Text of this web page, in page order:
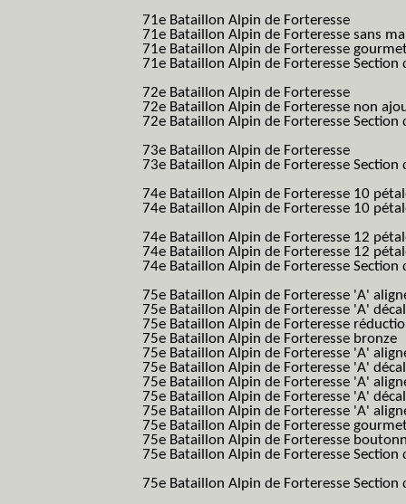
71e Bataillon Alpin de Forteresse
71e Bataillon Alpin de Forteresse sans
71e Bataillon Alpin de Forteresse
71e Bataillon Alpin de Forteresse
72e Bataillon Alpin de Forteresse
72e Bataillon Alpin de Forteresse non
72e Bataillon Alpin de Forteresse
73e Bataillon Alpin de Forteresse
73e Bataillon Alpin de Forteresse
74e Bataillon Alpin de Forteresse 10
74e Bataillon Alpin de Forteresse 10
74e Bataillon Alpin de Forteresse 12
74e Bataillon Alpin de Forteresse 12
74e Bataillon Alpin de Forteresse
75e Bataillon Alpin de Forteresse 'A'
75e Bataillon Alpin de Forteresse 'A'
75e Bataillon Alpin de Forteresse
75e Bataillon Alpin de Forteresse bronze
75e Bataillon Alpin de Forteresse 'A'
75e Bataillon Alpin de Forteresse 'A'
75e Bataillon Alpin de Forteresse 'A'
75e Bataillon Alpin de Forteresse 'A'
75e Bataillon Alpin de Forteresse 'A'
75e Bataillon Alpin de Forteresse
75e Bataillon Alpin de Forteresse
75e Bataillon Alpin de Forteresse
75e Bataillon Alpin de Forteresse